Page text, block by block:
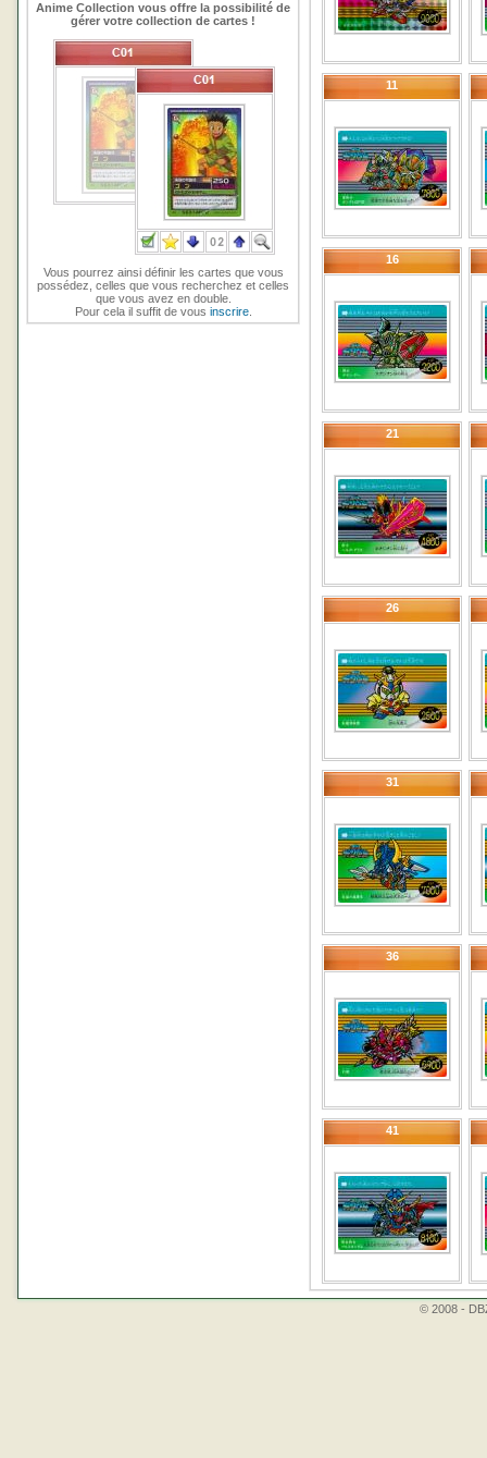
Anime Collection vous offre la possibilité de
gérer votre collection de cartes !
Vous pourrez ainsi définir les cartes que vous
possédez, celles que vous recherchez et celles
que vous avez en double.
Pour cela il suffit de vous inscrire.
11
16
21
26
31
36
41
© 2008 -